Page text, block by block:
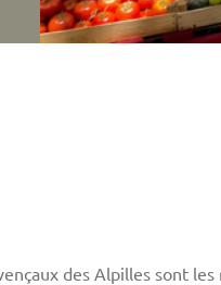
des Alpilles sont